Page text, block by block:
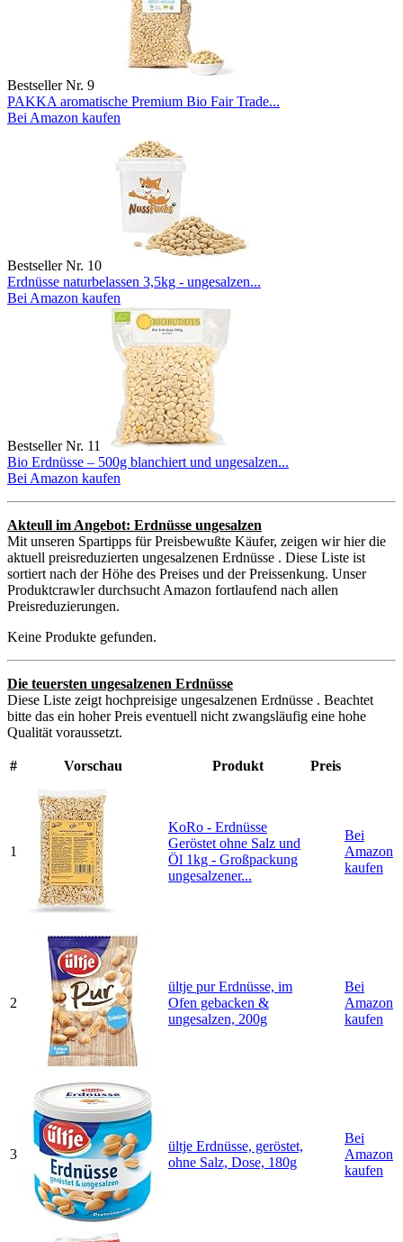
Bestseller Nr. 9
PAKKA aromatische Premium Bio Fair Trade...
Bei Amazon kaufen
Bestseller Nr. 10
Erdnüsse naturbelassen 3,5kg - ungesalzen...
Bei Amazon kaufen
Bestseller Nr. 11
Bio Erdnüsse – 500g blanchiert und ungesalzen...
Bei Amazon kaufen
Akteull im Angebot: Erdnüsse ungesalzen
Mit unseren Spartipps für Preisbewußte Käufer, zeigen wir hier die
aktuell preisreduzierten ungesalzenen Erdnüsse . Diese Liste ist
sortiert nach der Höhe des Preises und der Preissenkung. Unser
Produktcrawler durchsucht Amazon fortlaufend nach allen
Preisreduzierungen.
Keine Produkte gefunden.
Die teuersten ungesalzenen Erdnüsse
Diese Liste zeigt hochpreisige ungesalzenen Erdnüsse . Beachtet
bitte das ein hoher Preis eventuell nicht zwangsläufig eine hohe
Qualität voraussetzt.
# Vorschau Produkt Preis
1
KoRo - Erdnüsse
Geröstet ohne Salz und
Öl 1kg - Großpackung
ungesalzener...
Bei
Amazon
kaufen
2
ültje pur Erdnüsse, im
Ofen gebacken &
ungesalzen, 200g
Bei
Amazon
kaufen
3
ültje Erdnüsse, geröstet,
ohne Salz, Dose, 180g
Bei
Amazon
kaufen